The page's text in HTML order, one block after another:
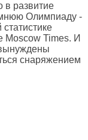
в развитие
Олимпиаду -
Moscow Times. И
снаряжением